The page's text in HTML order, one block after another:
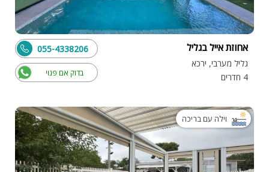
אחוזת אייל בגליל
גליל מערבי, ירכא
4 חדרים
בדוק אם פנוי
055-4338206
וילה עם בריכה